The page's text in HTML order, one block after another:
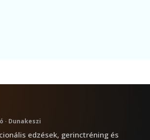
· Dunakeszi
edzések, gerinctréning és